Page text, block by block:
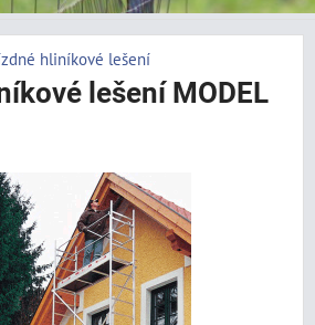
hliníkové lešení
lešení MODEL